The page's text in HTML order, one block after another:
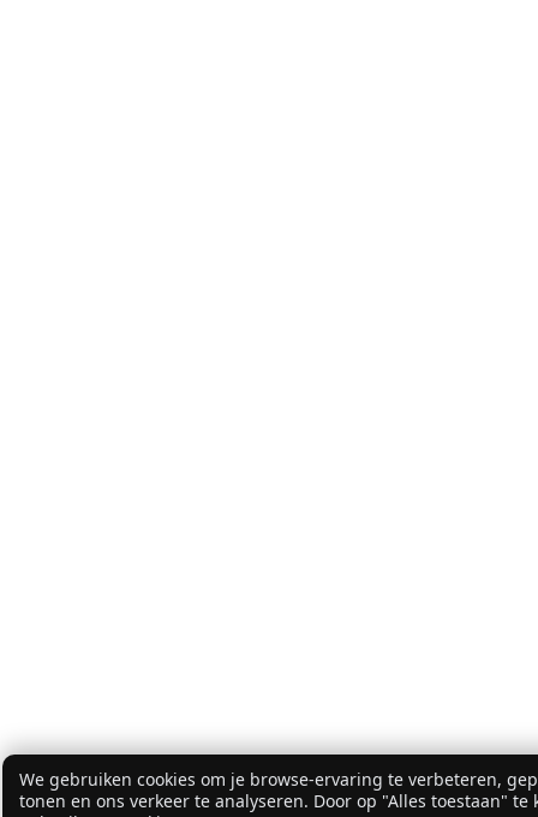
We gebruiken cookies om je browse-ervaring te verbeteren,
tonen en ons verkeer te analyseren. Door op "Alles toestaan"